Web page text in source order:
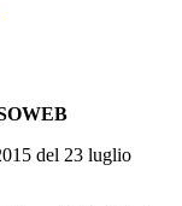
del 23 luglio